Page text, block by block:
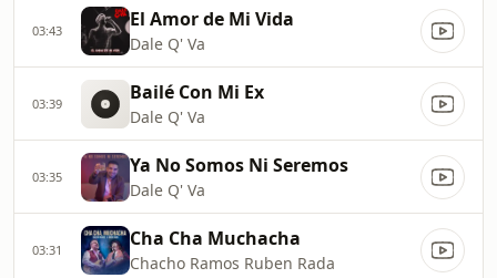
03:43 El Amor de Mi Vida
Dale Q' Va
03:39 Bailé Con Mi Ex
Dale Q' Va
03:35 Ya No Somos Ni Seremos
Dale Q' Va
03:31 Cha Cha Muchacha
Chacho Ramos Ruben Rada